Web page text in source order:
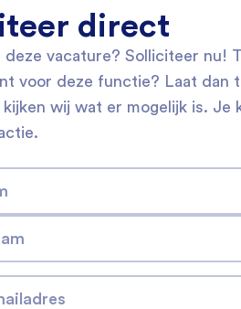
direct
deze vacature? Solliciteer nu!
voor deze functie? Laat dan
kijken wij wat er mogelijk is. Je